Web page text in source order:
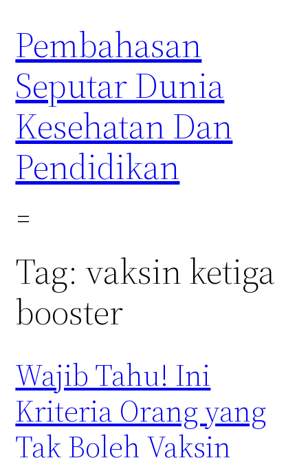
content
Pembahasan
Seputar Dunia
Kesehatan Dan
Pendidikan
Tag: vaksin ketiga
booster
Wajib Tahu! Ini
Kriteria Orang yang
Tak Boleh Vaksin